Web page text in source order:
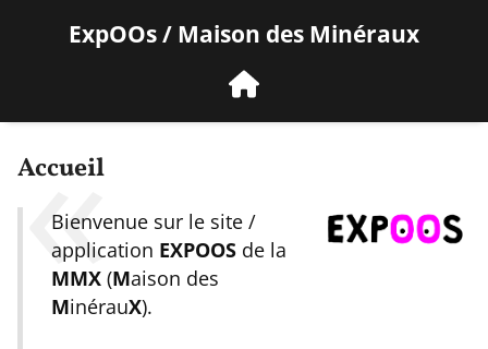
ExpOOs / Maison des Minéraux
fr
Accueil
Bienvenue sur le site /
application EXPOOS de la
MMX (Maison des
MinérauX).